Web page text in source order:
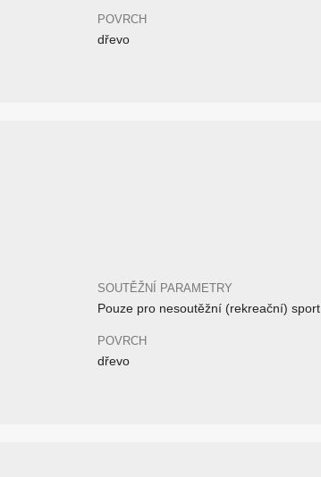
POVRCH
dřevo
SOUTĚŽNÍ PARAMETRY
Pouze pro nesoutěžní (rekreační) sport
POVRCH
dřevo